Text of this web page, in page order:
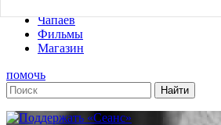
Чапаев
Фильмы
Магазин
помочь